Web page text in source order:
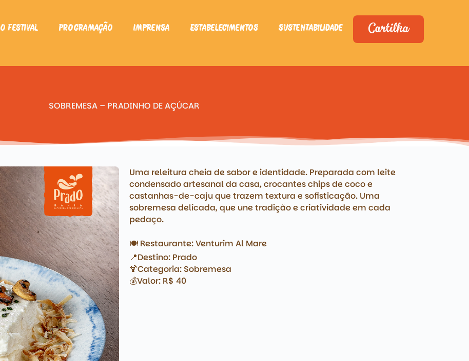
O Festival Programação Imprensa Estabelecimentos Sustentabilidade Cartilha
SOBREMESA – PRADINHO DE AÇÚCAR
Uma releitura cheia de sabor e identidade. Preparada com leite
condensado artesanal da casa, crocantes chips de coco e
castanhas-de-caju que trazem textura e sofisticação. Uma
sobremesa delicada, que une tradição e criatividade em cada
pedaço.
🍽️ Restaurante: Venturim Al Mare
📍Destino: Prado
🍹Categoria: Sobremesa
💰Valor: R$ 40